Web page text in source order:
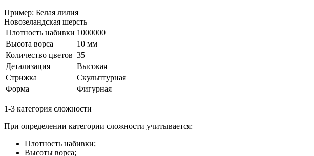
Пример: Белая лилия
Новозеландская шерсть
Плотность набивки 1000000
Высота ворса
10 мм
Количество цветов 35
Детализация
Высокая
Стрижка
Скульптурная
Форма
Фигурная
1-3 категория сложности
При определении категории сложности учитывается:
Плотность набивки;
Высоты ворса;